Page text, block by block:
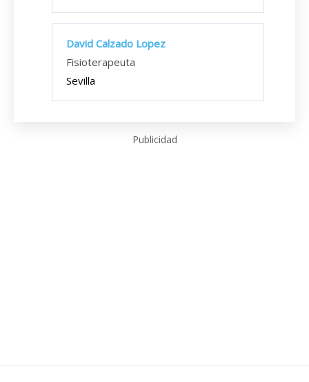
David Calzado Lopez
Fisioterapeuta
Sevilla
Publicidad